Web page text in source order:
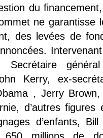
du
ne garantisse
des levées de
Secrétaire
Kerry, ex-
, Jerry
d’autres figures
d’enfants,